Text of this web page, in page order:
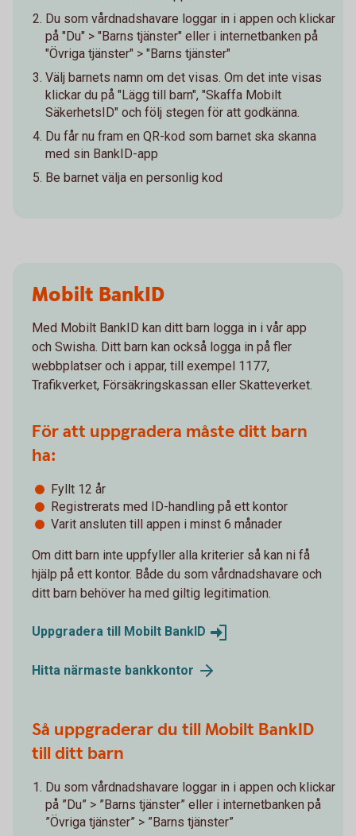
Du som vårdnadshavare loggar in i appen och klickar
på "Du" > "Barns tjänster" eller i internetbanken på
"Övriga tjänster" > "Barns tjänster"
Välj barnets namn om det visas. Om det inte visas
klickar du på "Lägg till barn", "Skaffa Mobilt
SäkerhetsID" och följ stegen för att godkänna.
Du får nu fram en QR-kod som barnet ska skanna
med sin BankID-app
Be barnet välja en personlig kod
Mobilt BankID
Med Mobilt BankID kan ditt barn logga in i vår app
och Swisha. Ditt barn kan också logga in på fler
webbplatser och i appar, till exempel 1177,
Trafikverket, Försäkringskassan eller Skatteverket.
För att uppgradera måste ditt barn
ha:
Fyllt 12 år
Registrerats med ID-handling på ett kontor
Varit ansluten till appen i minst 6 månader
Om ditt barn inte uppfyller alla kriterier så kan ni få
hjälp på ett kontor. Både du som vårdnadshavare och
ditt barn behöver ha med giltig legitimation.
Uppgradera till Mobilt BankID
Hitta närmaste bankkontor
Så uppgraderar du till Mobilt BankID
till ditt barn
Du som vårdnadshavare loggar in i appen och klickar
på ”Du” > ”Barns tjänster” eller i internetbanken på
”Övriga tjänster” > ”Barns tjänster”